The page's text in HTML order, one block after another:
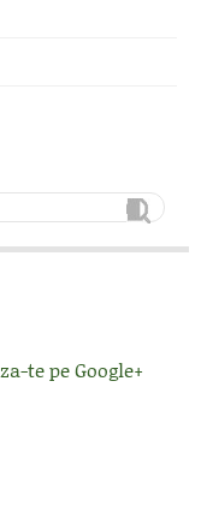
te pe Google+